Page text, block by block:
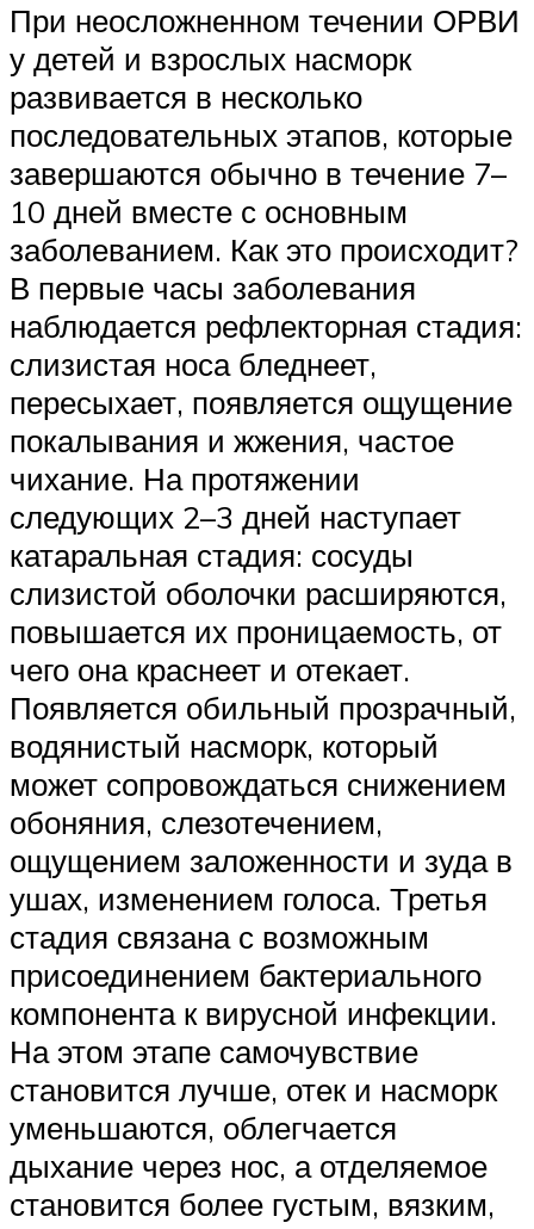
При неосложненном течении ОРВИ
у детей и взрослых насморк
развивается в несколько
последовательных этапов, которые
завершаются обычно в течение 7–
10 дней вместе с основным
заболеванием. Как это происходит?
В первые часы заболевания
наблюдается рефлекторная стадия:
слизистая носа бледнеет,
пересыхает, появляется ощущение
покалывания и жжения, частое
чихание. На протяжении
следующих 2–3 дней наступает
катаральная стадия: сосуды
слизистой оболочки расширяются,
повышается их проницаемость, от
чего она краснеет и отекает.
Появляется обильный прозрачный,
водянистый насморк, который
может сопровождаться снижением
обоняния, слезотечением,
ощущением заложенности и зуда в
ушах, изменением голоса. Третья
стадия связана с возможным
присоединением бактериального
компонента к вирусной инфекции.
На этом этапе самочувствие
становится лучше, отек и насморк
уменьшаются, облегчается
дыхание через нос, а отделяемое
становится более густым, вязким,